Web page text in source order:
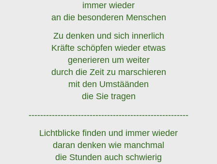
immer wieder
an die besonderen Menschen
Zu denken und sich innerlich
Kräfte schöpfen wieder etwas
generieren um weiter
durch die Zeit zu marschieren
mit den Umstäänden
die Sie tragen
-------------------------------------------------------
Lichtblicke finden und immer wieder
daran denken wie manchmal
die Stunden auch schwierig